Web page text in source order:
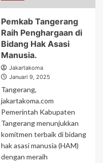
Pemkab Tangerang
Raih Penghargaan di
Bidang Hak Asasi
Manusia.
Jakartakoma
Januari 9, 2025
Tangerang,
jakartakoma.com
Pemerintah Kabupaten
Tangerang menunjukkan
komitmen terbaik di bidang
hak asasi manusia (HAM)
dengan meraih